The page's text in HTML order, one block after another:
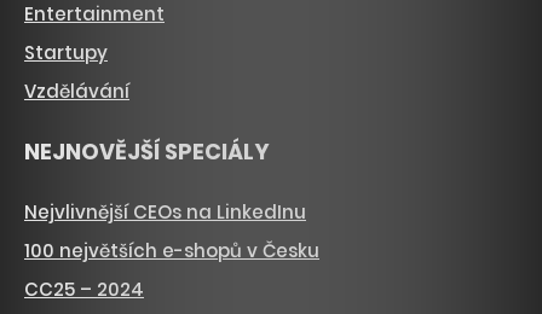
Entertainment
Startupy
Vzdělávání
NEJNOVĚJŠÍ SPECIÁLY
Nejvlivnější CEOs na LinkedInu
100 největších e-shopů v Česku
CC25 – 2024